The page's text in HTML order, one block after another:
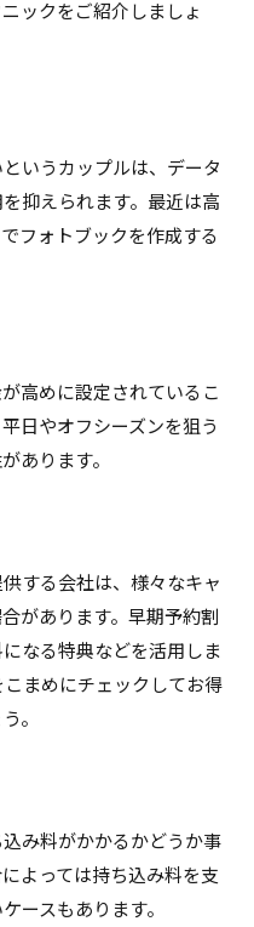
ックをご紹介しましょ
いうカップルは、データ
抑えられます。最近は高
フォトブックを作成する
高めに設定されているこ
日やオフシーズンを狙う
あります。
する会社は、様々なキャ
があります。早期予約割
なる特典などを活用しま
まめにチェックしてお得
。
み料がかかるかどうか事
よっては持ち込み料を支
ースもあります。